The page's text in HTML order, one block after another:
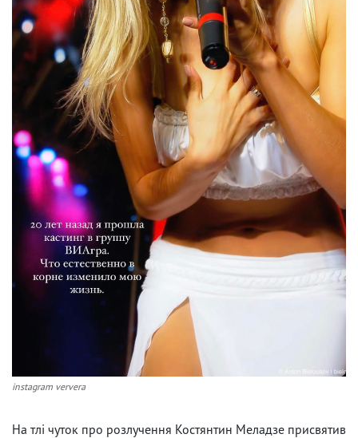
instagram ververa
На тлі чуток про розлучення Костянтин Меладзе присвятив